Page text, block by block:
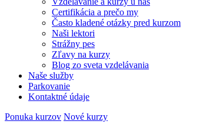
Certifikácia a prečo my
Často kladené otázky pred kurzom
Naši lektori
Strážny pes
Zľavy na kurzy
Blog zo sveta vzdelávania
Naše služby
Parkovanie
Kontaktné údaje
Ponuka kurzov Nové kurzy